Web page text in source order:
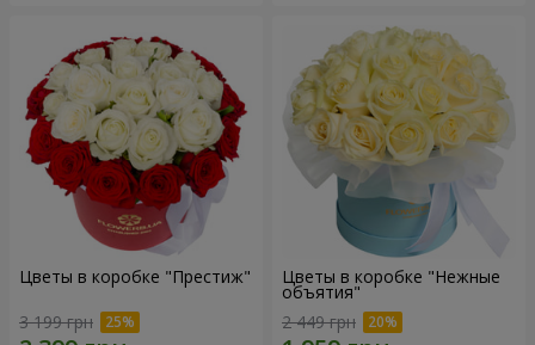
Цветы в коробке "Престиж"
3 199 грн
Цветы в коробке "Нежные
объятия"
2 449 грн